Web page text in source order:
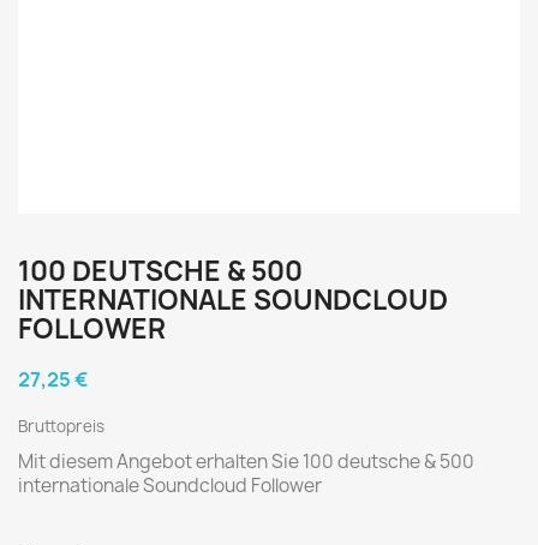
100 DEUTSCHE & 500
INTERNATIONALE SOUNDCLOUD
FOLLOWER
27,25 €
Bruttopreis
Mit diesem Angebot erhalten Sie 100 deutsche & 500
internationale Soundcloud Follower